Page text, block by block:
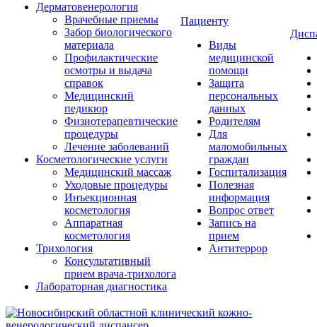
Дерматовенерология
Врачебные приемы
Забор биологического
материала
Профилактические
осмотры и выдача
справок
Медицинский
педикюр
Физиотерапевтические
процедуры
Лечение заболеваний
Косметологические услуги
Медицинский массаж
Уходовые процедуры
Инъекционная
косметология
Аппаратная
косметология
Трихология
Консультативный
прием врача-трихолога
Лабораторная диагностика
Пациенту
Виды
медицинской
помощи
Защита
персональных
данных
Родителям
Для
маломобильных
граждан
Госпитализация
Полезная
информация
Вопрос ответ
Запись на
прием
Антитеррор